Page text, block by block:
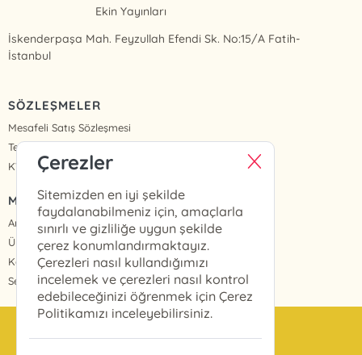
Ekin Yayınları
İskenderpaşa Mah. Feyzullah Efendi Sk. No:15/A Fatih-
İstanbul
SÖZLEŞMELER
Mesafeli Satış Sözleşmesi
Teslimat ve İade
KVKK Politikası ve Aydınlatma Metinleri
MENÜ
Anasayfa
Üye Girişi
Kayıt Ol
Sepetim
Çerezler
Sitemizden en iyi şekilde
faydalanabilmeniz için, amaçlarla
sınırlı ve gizliliğe uygun şekilde
çerez konumlandırmaktayız.
Çerezleri nasıl kullandığımızı
incelemek ve çerezleri nasıl kontrol
edebileceğinizi öğrenmek için Çerez
Politikamızı inceleyebilirsiniz.